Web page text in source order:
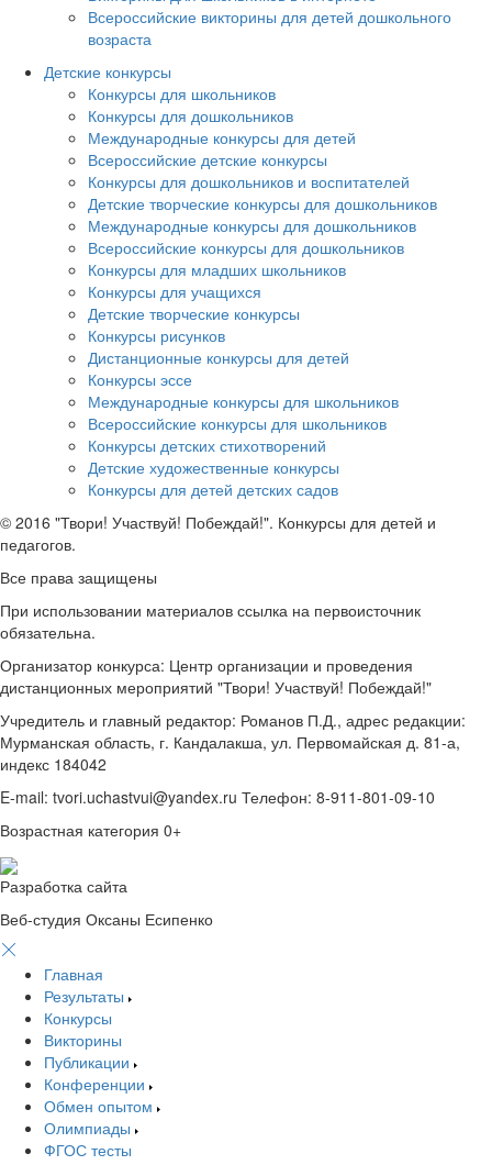
Всероссийские викторины для детей дошкольного
возраста
Детские конкурсы
Конкурсы для школьников
Конкурсы для дошкольников
Международные конкурсы для детей
Всероссийские детские конкурсы
Конкурсы для дошкольников и воспитателей
Детские творческие конкурсы для дошкольников
Международные конкурсы для дошкольников
Всероссийские конкурсы для дошкольников
Конкурсы для младших школьников
Конкурсы для учащихся
Детские творческие конкурсы
Конкурсы рисунков
Дистанционные конкурсы для детей
Конкурсы эссе
Международные конкурсы для школьников
Всероссийские конкурсы для школьников
Конкурсы детских стихотворений
Детские художественные конкурсы
Конкурсы для детей детских садов
© 2016 "Твори! Участвуй! Побеждай!". Конкурсы для детей и
педагогов.
Все права защищены
При использовании материалов ссылка на первоисточник
обязательна.
Организатор конкурса: Центр организации и проведения
дистанционных мероприятий "Твори! Участвуй! Побеждай!"
Учредитель и главный редактор: Романов П.Д., адрес редакции:
Мурманская область, г. Кандалакша, ул. Первомайская д. 81-а,
индекс 184042
E-mail: tvori.uchastvui@yandex.ru Телефон: 8-911-801-09-10
Возрастная категория 0+
Разработка сайта
Веб-студия Оксаны Есипенко
Главная
Результаты
Конкурсы
Викторины
Публикации
Конференции
Обмен опытом
Олимпиады
ФГОС тесты